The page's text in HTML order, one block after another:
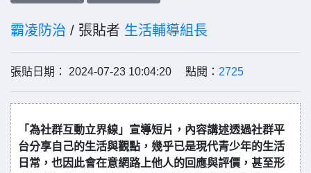
霸凌防治 / 張貼者 生活輔導組長
張貼日期： 2024-07-23 10:04:20 點閱： 2725
「為社群互動立界線」宣導短片，內容講述透過社群平
台分享自己的生活與觀點，幾乎已是現代青少年的生活
日常，也因此會在意網路上他人的回應與評價，甚至形